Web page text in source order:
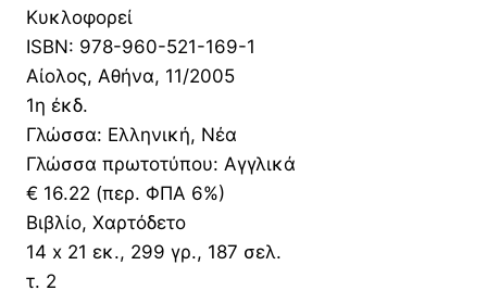
Κυκλοφορεί
ISBN: 978-960-521-169-1
Αίολος, Αθήνα, 11/2005
1η έκδ.
Γλώσσα: Ελληνική, Νέα
Γλώσσα πρωτοτύπου: Αγγλικά
€ 16.22 (περ. ΦΠΑ 6%)
Βιβλίο, Χαρτόδετο
14 x 21 εκ., 299 γρ., 187 σελ.
τ. 2